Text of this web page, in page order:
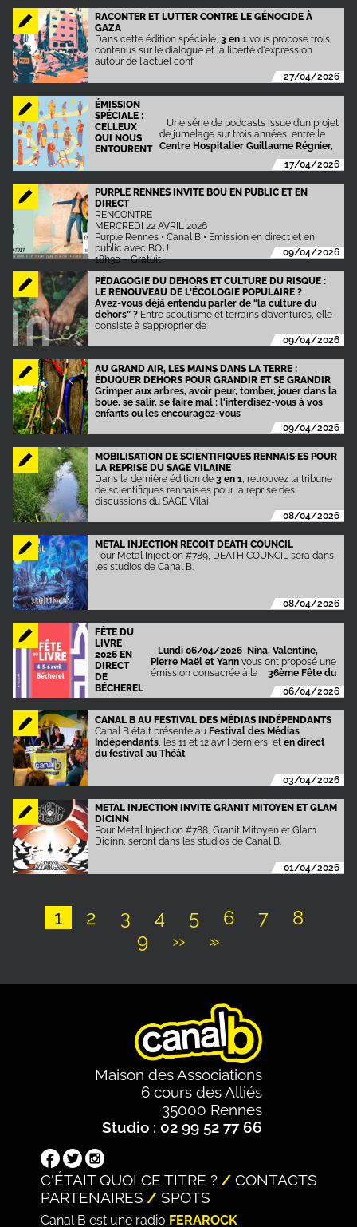
RACONTER ET LUTTER CONTRE LE GÉNOCIDE À
GAZA
Dans cette édition spéciale,3 en 1 vous propose trois
contenus sur le dialogue et la liberté d'expression
autour de l'actuel conf
27/04/2026
ÉMISSION
SPÉCIALE :
CELLEUX
QUI NOUS
ENTOURENT
Une série de podcasts issue d’un projet
de jumelage sur trois années, entre le
Centre Hospitalier Guillaume Régnier,
17/04/2026
PURPLE RENNES INVITE BOU EN PUBLIC ET EN
DIRECT
RENCONTRE
MERCREDI 22 AVRIL 2026
Purple Rennes • Canal B • Emission en direct et en
public avec BOU
18h30 – Gratuit
09/04/2026
PÉDAGOGIE DU DEHORS ET CULTURE DU RISQUE :
LE RENOUVEAU DE L'ÉCOLOGIE POPULAIRE ?
Avez-vous déjà entendu parler de “la culture du
dehors” ? Entre scoutisme et terrains d’aventures, elle
consiste à s’approprier de
09/04/2026
AU GRAND AIR, LES MAINS DANS LA TERRE :
ÉDUQUER DEHORS POUR GRANDIR ET SE GRANDIR
Grimper aux arbres, avoir peur, tomber, jouer dans la
boue, se salir, se faire mal : l'interdisez-vous à vos
enfants ou les encouragez-vous
09/04/2026
MOBILISATION DE SCIENTIFIQUES RENNAIS·ES POUR
LA REPRISE DU SAGE VILAINE
Dans la dernière édition de3 en 1 , retrouvez la tribune
de scientifiques rennais·es pour la reprise des
discussions du SAGE Vilai
08/04/2026
METAL INJECTION RECOIT DEATH COUNCIL
Pour Metal Injection #789, DEATH COUNCIL sera dans
les studios de Canal B.
08/04/2026
FÊTE DU
LIVRE
2026 EN
DIRECT
DE
BÉCHEREL
Lundi 06/04/2026 Nina, Valentine,
Pierre Maël et Yannvous ont proposé une
émission consacrée à la
36ème Fête du
06/04/2026
CANAL B AU FESTIVAL DES MÉDIAS INDÉPENDANTS
Canal B était présente au Festival des Médias
Indépendants, les 11 et 12 avril derniers, eten direct
du festival au Théât
03/04/2026
METAL INJECTION INVITE GRANIT MITOYEN ET GLAM
DICINN
Pour Metal Injection #788, Granit Mitoyen et Glam
Dicinn, seront dans les studios de Canal B.
01/04/2026
Page
1 Page
2 Page
3 Page
4 Page
5 Page
6 Page
7 Page
8
Page
9
Page
››
Dernière
»
Maison des Associations
6 cours des Alliés
35000 Rennes
Studio : 02 99 52 77 66
C'ÉTAIT QUOI CE TITRE ?
CONTACTS
PARTENAIRES
SPOTS
Canal B est une radio FERAROCK